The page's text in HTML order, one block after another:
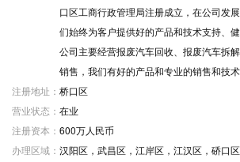
口区工商行政管理局注册成立，在公司发
们始终为客户提供好的产品和技术支持、
公司主要经营报废汽车回收、报废汽车拆
销售，我们有好的产品和专业的销售和技术
注册地址： 桥口区
营业状态： 在业
注册资本： 600万人民币
办理区域： 汉阳区，武昌区，江岸区，江汉区，硚口